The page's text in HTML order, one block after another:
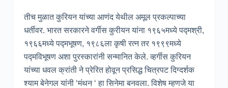
तीच मुळात कुरियन यांच्या आणंद येथील अमूल प्रकल्पाच्या
धर्तीवर. भारत सरकारने वर्गीस कुरीयन यांना १९६५मध्ये पद्मश्री,
१९६६मध्ये पद्मभूषण, १९८६ला कृषी रत्न तर १९९९मध्ये
पद्मविभूषण अशा पुरस्कारांनी सन्मानित केले. व्हर्गीस कुरियन
यांच्या धवल क्रांती ने प्रेरित होवून प्रसिद्ध चित्रपट दिग्दर्शक
श्याम बेनेगल यांनी ‘मंथन ‘ हा सिनेमा बनवला. विशेष म्हणजे या